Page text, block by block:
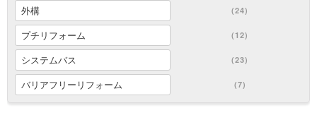
外構 (24)
プチリフォーム (12)
システムバス (23)
バリアフリーリフォーム (7)